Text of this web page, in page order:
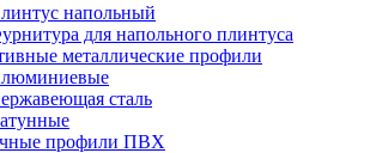
напольный
для напольного плинтуса
металлические профили
сталь
профили ПВХ